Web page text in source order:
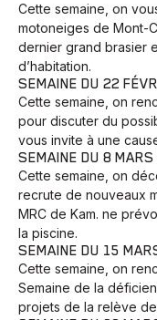
Cette semaine, on
motoneiges de Mont-
dernier grand brasier
d’habitation.
SEMAINE DU 22
Cette semaine, on
pour discuter du
vous invite à une
SEMAINE DU 8
Cette semaine, on
recrute de nouveaux
MRC de Kam. ne
la piscine.
SEMAINE DU 15
Cette semaine, on
Semaine de la
projets de la relève